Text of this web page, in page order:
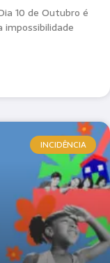
10 de Outubro é
INCIDÊNCIA